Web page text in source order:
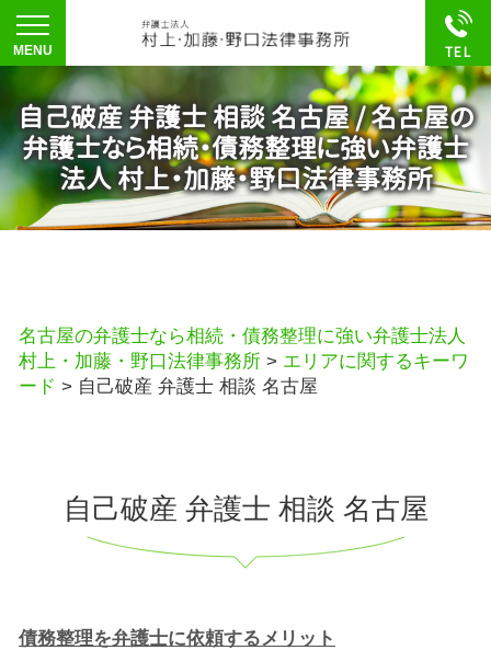
自己破産 弁護士 相談 名古屋 / 名古屋の
弁護士なら相続・債務整理に強い弁護士
法人 村上・加藤・野口法律事務所
名古屋の弁護士なら相続・債務整理に強い弁護士法人
村上・加藤・野口法律事務所 > エリアに関するキーワ
ード > 自己破産 弁護士 相談 名古屋
自己破産 弁護士 相談 名古屋
債務整理を弁護士に依頼するメリット